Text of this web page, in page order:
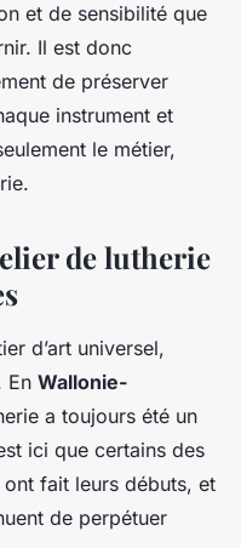
et de sensibilité que
Il est donc
de préserver
instrument et
le métier,
de lutherie
d’art universel,
En Wallonie-
a toujours été un
ici que certains des
fait leurs débuts, et
de perpétuer